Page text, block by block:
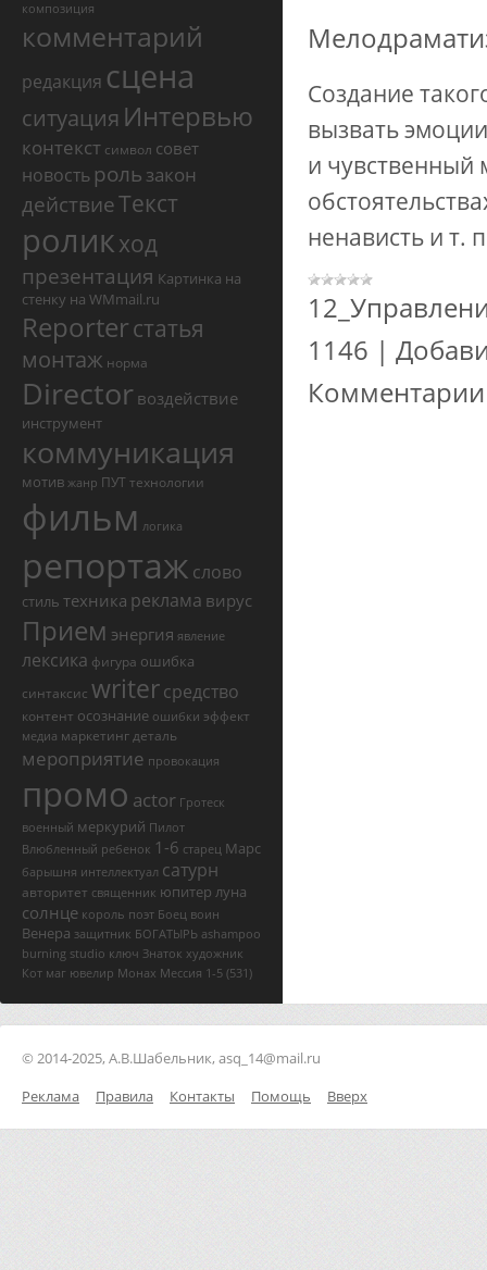
композиция
комментарий
редакция сцена
ситуация Интервью
контекст символ совет
новость роль закон
действиеТекст
роликход
презентация Картинка на
стенку на WMmail.ru
Reporterстатья
монтаж норма
Director воздействие
инструмент
коммуникация
мотив жанр ПУТ технологии
фильм логика
репортаж слово
стиль техника реклама вирус
Прием энергия явление
лексика фигура ошибка
синтаксис writerсредство
контент осознание ошибки эффект
медиа маркетингдеталь
мероприятие провокация
промо actor Гротеск
военный меркурий Пилот
Влюбленный ребенок 1-6 старец Марс
барышня интеллектуал сатурн
авторитет священник юпитер луна
солнце король поэт Боец воин
Венера защитник БОГАТЫРЬ ashampoo
burning studio ключ Знаток художник
Кот маг ювелир Монах Мессия 1-5 (531)
Создание
вызвать
и чувственный
ненависть и т.
1146 |
© 2014-2025, А.В.Шабельник, asq_14@mail.ru
Реклама
Правила Контакты Помощь Вверх